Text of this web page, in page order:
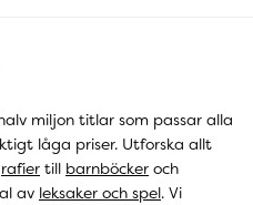
miljon titlar som passar alla
låga priser. Utforska allt
till barnböcker och
av leksaker och spel. Vi